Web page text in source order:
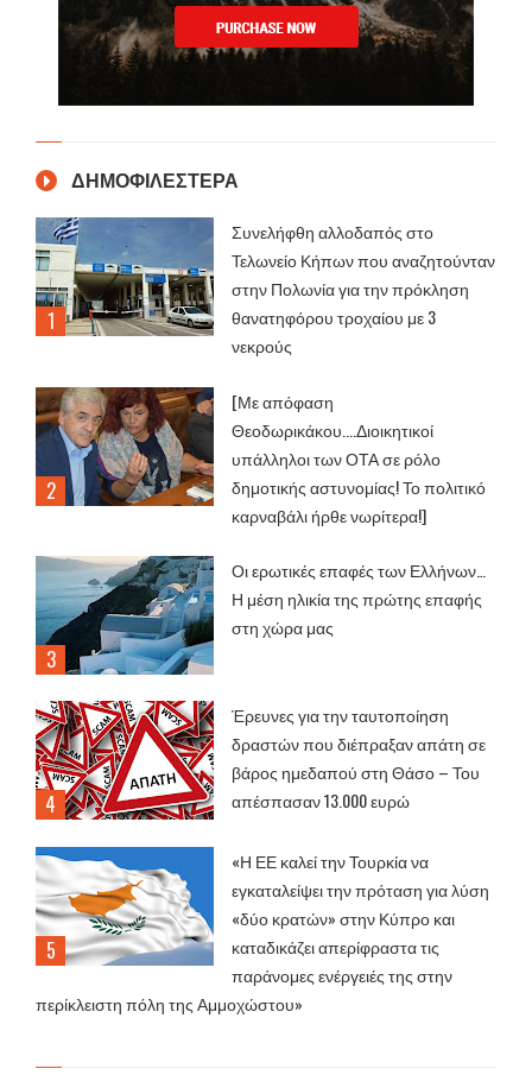
ΔΗΜΟΦΙΛΕΣΤΕΡΑ
Συνελήφθη αλλοδαπός στο
Τελωνείο Κήπων που αναζητούνταν
στην Πολωνία για την πρόκληση
θανατηφόρου τροχαίου με 3
νεκρούς
[Με απόφαση
Θεοδωρικάκου....Διοικητικοί
υπάλληλοι των ΟΤΑ σε ρόλο
δημοτικής αστυνομίας! Το πολιτικό
καρναβάλι ήρθε νωρίτερα!]
Οι ερωτικές επαφές των Ελλήνων…
Η μέση ηλικία της πρώτης επαφής
στη χώρα μας
Έρευνες για την ταυτοποίηση
δραστών που διέπραξαν απάτη σε
βάρος ημεδαπού στη Θάσο – Του
απέσπασαν 13.000 ευρώ
«Η ΕΕ καλεί την Τουρκία να
εγκαταλείψει την πρόταση για λύση
«δύο κρατών» στην Κύπρο και
καταδικάζει απερίφραστα τις
παράνομες ενέργειές της στην
περίκλειστη πόλη της Αμμοχώστου»